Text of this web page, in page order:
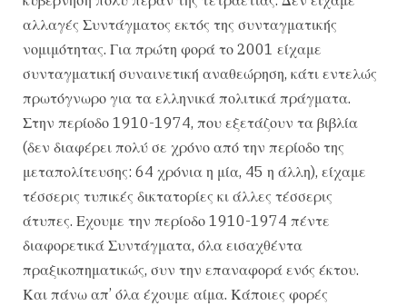
αλλαγές Συντάγματος εκτός της συνταγματικής
νομιμότητας. Για πρώτη φορά το 2001 είχαμε
συνταγματική συναινετική αναθεώρηση, κάτι εντελώς
πρωτόγνωρο για τα ελληνικά πολιτικά πράγματα.
Στην περίοδο 1910-1974, που εξετάζουν τα βιβλία
(δεν διαφέρει πολύ σε χρόνο από την περίοδο της
μεταπολίτευσης: 64 χρόνια η μία, 45 η άλλη), είχαμε
τέσσερις τυπικές δικτατορίες κι άλλες τέσσερις
άτυπες. Εχουμε την περίοδο 1910-1974 πέντε
διαφορετικά Συντάγματα, όλα εισαχθέντα
πραξικοπηματικώς, συν την επαναφορά ενός έκτου.
Και πάνω απ’ όλα έχουμε αίμα. Κάποιες φορές